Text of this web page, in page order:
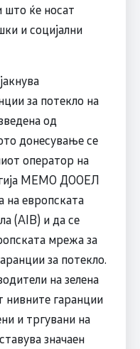
што ќе носат
и социјални
за потекло на
од
донесување се
оператор на
МЕМО ДООЕЛ
на европската
(AIB) и да се
мрежа за
за потекло.
на зелена
нивните гаранции
и тргувани на
значаен